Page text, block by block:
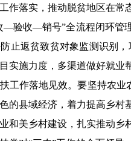
作落实，推动脱贫地区在
—验收—销号”全流程闭环管
止返贫致贫对象监测识别
实施力度，多渠道做好就
工作落地见效。要坚持农业
的县域经济，着力提高乡村
和美乡村建设，扎实推动乡